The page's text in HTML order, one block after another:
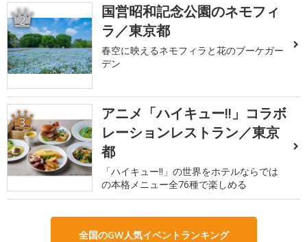
2
国営昭和記念公園のネモフィ
ラ／東京都
春空に映えるネモフィラと花のブーケガー
デン
3
アニメ「ハイキュー!!」コラボ
レーションレストラン／東京
都
「ハイキュー!!」の世界をホテルならでは
の本格メニュー全76種で楽しめる
全国のGW人気イベントランキング